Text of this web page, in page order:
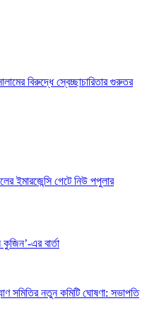
বিরুদ্ধে স্বেচ্ছাচারিতার গুরুতর
ইমারজেন্সি গেটে নিউ পপুলার
কুজিন’-এর বার্তা
সমিতির নতুন কমিটি ঘোষণা: সভাপতি